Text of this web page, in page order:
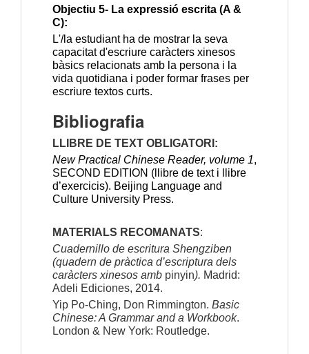
Objectiu 5- La expressió escrita (A &
C):
L'/la estudiant ha de mostrar la seva
capacitat d'escriure caràcters xinesos
bàsics relacionats amb la persona i la
vida quotidiana i poder formar frases per
escriure textos curts.
Bibliografia
LLIBRE DE TEXT OBLIGATORI:
New Practical Chinese Reader, volume 1,
SECOND EDITION (llibre de text i llibre
d’exercicis). Beijing Language and
Culture University Press.
MATERIALS RECOMANATS:
Cuadernillo de escritura Shengziben
(quadern de pràctica d’escriptura dels
caràcters xinesos amb pinyin). Madrid:
Adeli Ediciones, 2014.
Yip Po-Ching, Don Rimmington. Basic
Chinese: A Grammar and a Workbook.
London & New York: Routledge.